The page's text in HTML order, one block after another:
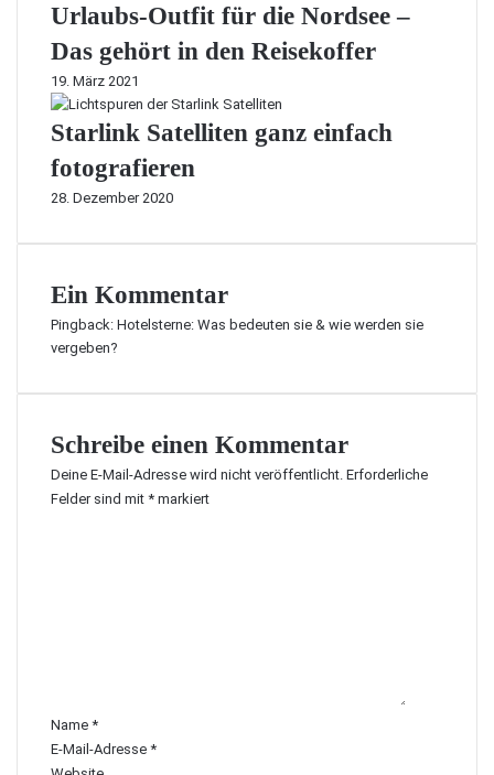
Urlaubs-Outfit für die Nordsee –
Das gehört in den Reisekoffer
19. März 2021
Starlink Satelliten ganz einfach
fotografieren
28. Dezember 2020
Ein Kommentar
Pingback: Hotelsterne: Was bedeuten sie & wie werden sie
vergeben?
Schreibe einen Kommentar
Deine E-Mail-Adresse wird nicht veröffentlicht. Erforderliche
Felder sind mit * markiert
r
*
Name *
E-Mail-Adresse *